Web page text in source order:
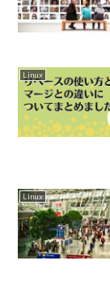
Linux
Linux